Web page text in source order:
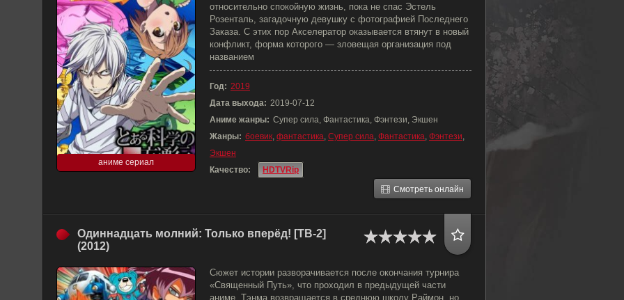
аниме сериал
относительно спокойную жизнь, пока не спас Эстель
Розенталь, загадочную девушку с фотографией Последнего
Заказа. С этих пор Акселератор оказывается втянут в новый
конфликт, форма которого — зловещая организация под
названием
Год: 2019
Дата выхода: 2019-07-12
Аниме жанры: Супер сила, Фантастика, Фэнтези, Экшен
Жанры: боевик, фантастика, Супер сила, Фантастика, Фэнтези,
Экшен
Качество:
HDTVRip
Смотреть онлайн
Одиннадцать молний: Только вперёд! [ТВ-2]
(2012)
Сюжет истории разворачивается после окончания турнира
«Священный Путь», что проходил в предыдущей части
аниме. Тэнма возвращается в среднюю школу Раймон, но